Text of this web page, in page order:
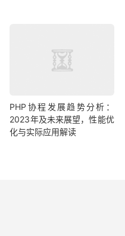
PHP协程发展趋势分析：
2023年及未来展望，性能优
化与实际应用解读